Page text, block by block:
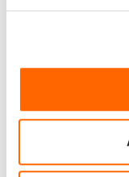
elettrico Pro Kids
€34,90(IVA
Vai al